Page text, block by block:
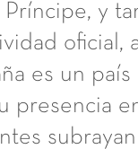
y
oficial,
es un
presencia